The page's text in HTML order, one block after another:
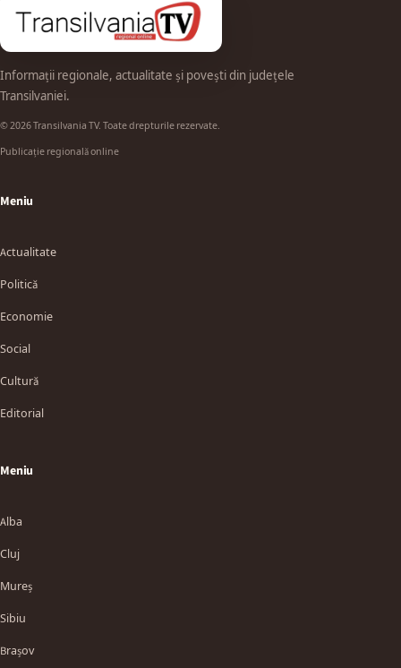
Informații regionale, actualitate și povești din județele
Transilvaniei.
© 2026 Transilvania TV. Toate drepturile rezervate.
Publicație regională online
Meniu
Actualitate
Politică
Economie
Social
Cultură
Editorial
Meniu
Alba
Cluj
Mureș
Sibiu
Brașov